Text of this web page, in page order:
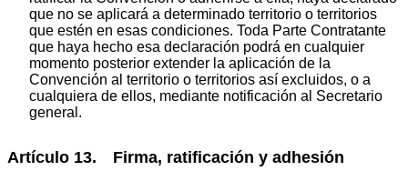
que no se aplicará a determinado territorio o territorios
que estén en esas condiciones. Toda Parte Contratante
que haya hecho esa declaración podrá en cualquier
momento posterior extender la aplicación de la
Convención al territorio o territorios así excluidos, o a
cualquiera de ellos, mediante notificación al Secretario
general.
Artículo 13. Firma, ratificación y adhesión